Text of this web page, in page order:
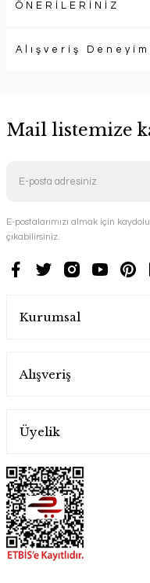
ÖNERİLERİNİZ
Alışveriş
Mail listemize
E-postalarımızı almak için
çıkabilirsiniz.
Kurumsal
Alışveriş
Üyelik